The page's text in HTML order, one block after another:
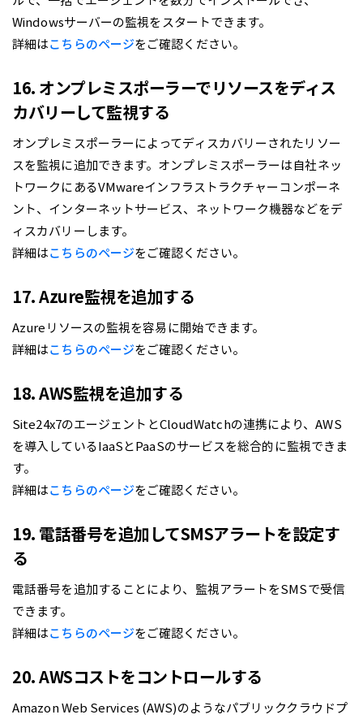
Windowsサーバーの監視をスタートできます。
詳細はこちらのページをご確認ください。
16. オンプレミスポーラーでリソースをディス
カバリーして監視する
オンプレミスポーラーによってディスカバリーされたリソー
スを監視に追加できます。オンプレミスポーラーは自社ネッ
トワークにあるVMwareインフラストラクチャーコンポーネ
ント、インターネットサービス、ネットワーク機器などをデ
ィスカバリーします。
詳細はこちらのページをご確認ください。
17. Azure監視を追加する
Azureリソースの監視を容易に開始できます。
詳細はこちらのページをご確認ください。
18. AWS監視を追加する
Site24x7のエージェントとCloudWatchの連携により、AWS
を導入しているIaaSとPaaSのサービスを総合的に監視できま
す。
詳細はこちらのページをご確認ください。
19. 電話番号を追加してSMSアラートを設定す
る
電話番号を追加することにより、監視アラートをSMSで受信
できます。
詳細はこちらのページをご確認ください。
20. AWSコストをコントロールする
Amazon Web Services (AWS)のようなパブリッククラウドプ